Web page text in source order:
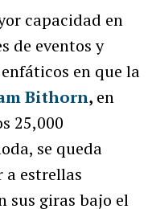
capacidad en
de eventos y
en que la
Bithorn, en
25,000
se queda
a estrellas
sus giras bajo el